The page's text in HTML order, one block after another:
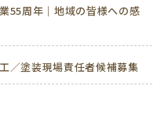
55周年｜地域の皆様への感
／塗装現場責任者候補募集